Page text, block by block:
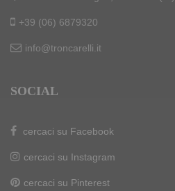
+39 (06) 6879320
info@troncarelli.it
SOCIAL
cercaci su Facebook
cercaci su Instagram
cercaci su Pinterest